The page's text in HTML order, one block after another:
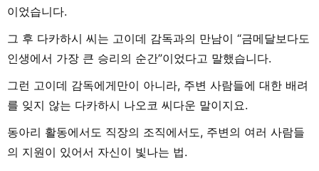
이었습니다.
그 후 다카하시 씨는 고이데 감독과의 만남이 “금메달보다도
인생에서 가장 큰 승리의 순간”이었다고 말했습니다.
그런 고이데 감독에게만이 아니라, 주변 사람들에 대한 배려
를 잊지 않는 다카하시 나오코 씨다운 말이지요.
동아리 활동에서도 직장의 조직에서도, 주변의 여러 사람들
의 지원이 있어서 자신이 빛나는 법.